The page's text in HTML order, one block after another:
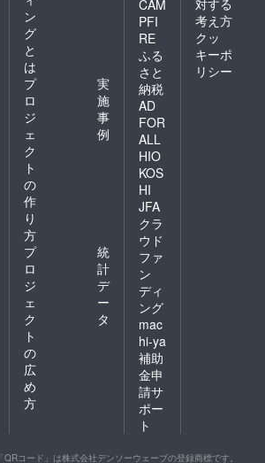
ン
グ
と
は
プ
ロ
ジ
ェ
ク
ト
の
作
り
方
実
施
事
例
プ
ロ
ジ
ェ
ク
ト
の
広
め
方
統
計
デ
ー
タ
CAM
PFI
RE
ふる
さと
納税
AD
FOR
ALL
HIO
KOS
HI
JFA
クラ
ウド
ファ
ン
ディ
ング
mac
hi-ya
補助
金申
請サ
ポー
ト
考え方
クッ
キーポ
リシー
「QRコード」は株式会社デンソーウェーブの登録商標です。